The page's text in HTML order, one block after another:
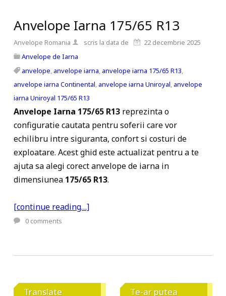
Anvelope Iarna 175/65 R13
Anvelope Romania scris la data de
22 decembrie 2025
Anvelope de Iarna
anvelope, anvelope iarna, anvelope iarna 175/65 R13,
anvelope iarna Continental, anvelope iarna Uniroyal, anvelope
iarna Uniroyal 175/65 R13
Anvelope Iarna 175/65 R13 reprezinta o
configuratie cautata pentru soferii care vor
echilibru intre siguranta, confort si costuri de
exploatare. Acest ghid este actualizat pentru a te
ajuta sa alegi corect anvelope de iarna in
dimensiunea 175/65 R13.
[continue reading…]
0 comments
Translate
Te-ar putea